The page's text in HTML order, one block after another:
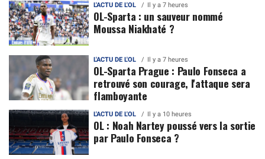
L'ACTU DE L'OL Il y a 7 heures
OL-Sparta : un sauveur nommé
Moussa Niakhaté ?
L'ACTU DE L'OL Il y a 7 heures
OL-Sparta Prague : Paulo Fonseca a
retrouvé son courage, l'attaque sera
flamboyante
L'ACTU DE L'OL Il y a 10 heures
OL : Noah Nartey poussé vers la sortie
par Paulo Fonseca ?